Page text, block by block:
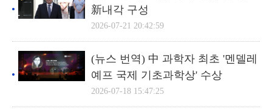
新내각 구성
2026-07-21 20:42:59
(뉴스 번역) 中 과학자 최초 '멘델레
예프 국제 기초과학상' 수상
2026-07-18 15:47:25